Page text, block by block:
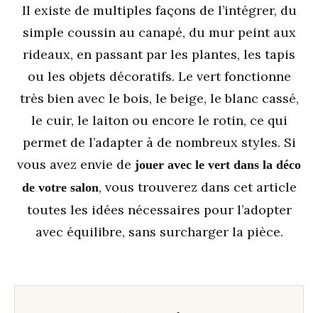
Il existe de multiples façons de l’intégrer, du
simple coussin au canapé, du mur peint aux
rideaux, en passant par les plantes, les tapis
ou les objets décoratifs. Le vert fonctionne
très bien avec le bois, le beige, le blanc cassé,
le cuir, le laiton ou encore le rotin, ce qui
permet de l’adapter à de nombreux styles. Si
vous avez envie de jouer avec le vert dans la déco
de votre salon, vous trouverez dans cet article
toutes les idées nécessaires pour l’adopter
avec équilibre, sans surcharger la pièce.